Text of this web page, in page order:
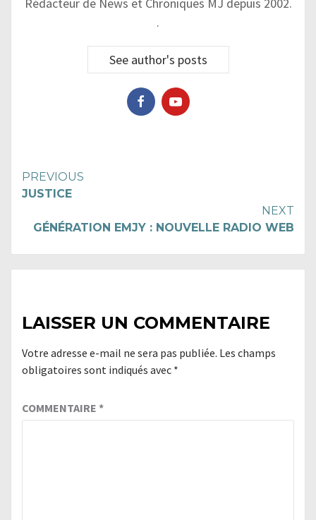
.
See author's posts
Continue
PREVIOUS
JUSTICE
NEXT
GÉNÉRATION EMJY : NOUVELLE RADIO WEB
LAISSER UN COMMENTAIRE
Votre adresse e-mail ne sera pas publiée. Les champs
obligatoires sont indiqués avec *
COMMENTAIRE *